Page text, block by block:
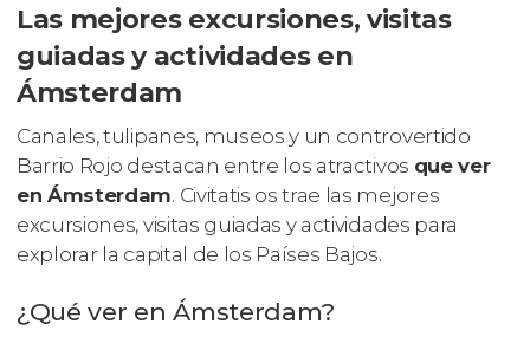
Las mejores excursiones, visitas
guiadas y actividades en
Ámsterdam
Canales, tulipanes, museos y un controvertido
Barrio Rojo destacan entre los atractivos que ver
en Ámsterdam. Civitatis os trae las mejores
excursiones, visitas guiadas y actividades para
explorar la capital de los Países Bajos.
¿Qué ver en Ámsterdam?